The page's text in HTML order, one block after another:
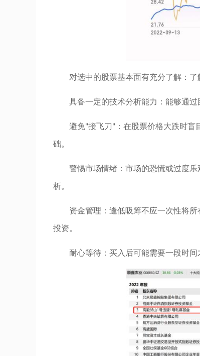
对选中的股票基本面有充分了解：
具备一定的技术分析能力：能够通过
避免"接飞刀"：在股票价格大跌时盲
础。
警惕市场情绪：市场的恐慌或过度
析。
资金管理：逢低吸筹不应一次性将
投资。
耐心等待：买入后可能需要一段时